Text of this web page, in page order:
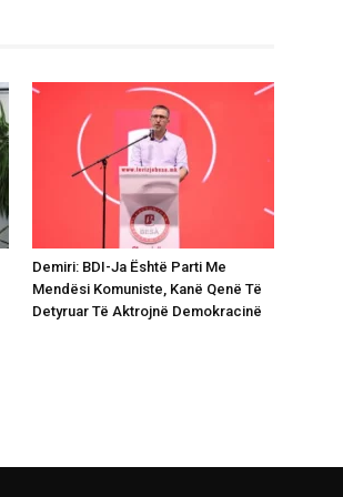
Demiri: BDI-Ja Është Parti Me
Mendësi Komuniste, Kanë Qenë Të
Detyruar Të Aktrojnë Demokracinë